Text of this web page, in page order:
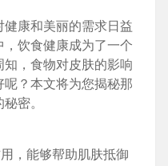
康和美丽的需求日益
饮食健康成为了一个
，食物对皮肤的影响
？本文将为您揭秘那
密。
，能够帮助肌肤抵御